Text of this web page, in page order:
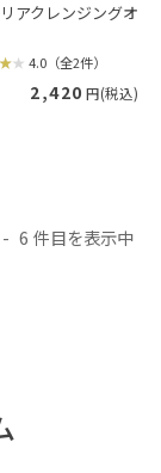
アクレンジングオ
4.0（全2件）
2,420 円(税込)
6